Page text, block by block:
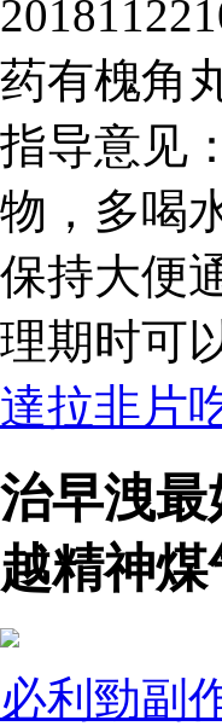
药有槐角
指导意见
物，多喝
保持大便
理期时可
達拉非片
治早洩
越精神
必利勁副